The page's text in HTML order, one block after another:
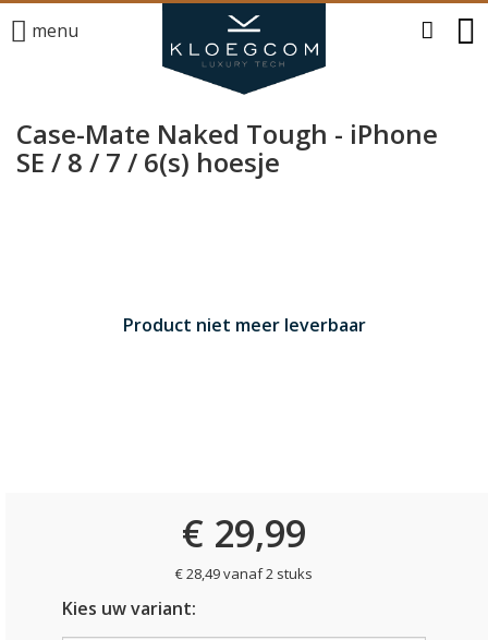
menu
Case-Mate Naked Tough - iPhone
SE / 8 / 7 / 6(s) hoesje
Product niet meer leverbaar
€ 29,99
€ 28,49 vanaf 2 stuks
Kies uw variant: